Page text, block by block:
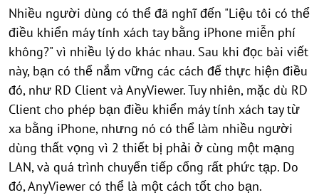
Nhiều người dùng có thể đã nghĩ đến "Liệu tôi có thể
điều khiển máy tính xách tay bằng iPhone miễn phí
không?" vì nhiều lý do khác nhau. Sau khi đọc bài viết
này, bạn có thể nắm vững các cách để thực hiện điều
đó, như RD Client và AnyViewer. Tuy nhiên, mặc dù RD
Client cho phép bạn điều khiển máy tính xách tay từ
xa bằng iPhone, nhưng nó có thể làm nhiều người
dùng thất vọng vì 2 thiết bị phải ở cùng một mạng
LAN, và quá trình chuyển tiếp cổng rất phức tạp. Do
đó, AnyViewer có thể là một cách tốt cho bạn.